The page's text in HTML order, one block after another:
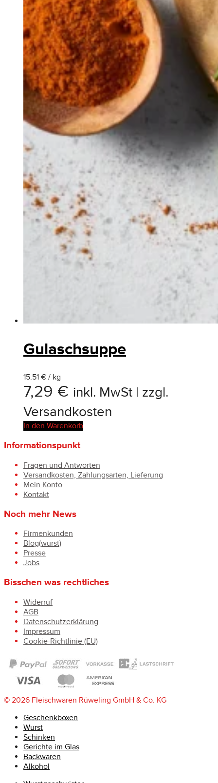
Gulaschsuppe
15.51 € / kg
7,29 € inkl. MwSt | zzgl.
Versandkosten
In den Warenkorb
Informationspunkt
Fragen und Antworten
Versandkosten, Zahlungsarten, Lieferung
Mein Konto
Kontakt
Noch mehr News
Firmenkunden
Blog(wurst)
Presse
Jobs
Bisschen was rechtliches
Widerruf
AGB
Datenschutzerklärung
Impressum
Cookie-Richtlinie (EU)
© 2026 Fleischwaren Rüweling GmbH & Co. KG
Geschenkboxen
Wurst
Schinken
Gerichte im Glas
Backwaren
Alkohol